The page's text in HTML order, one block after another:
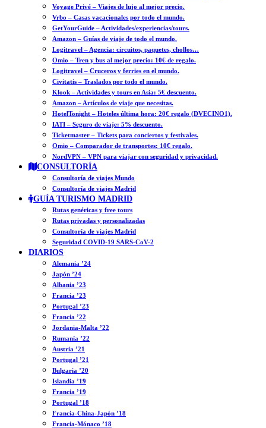
Voyage Privé – Viajes de lujo al mejor precio.
Vrbo – Casas vacacionales por todo el mundo.
GetYourGuide – Actividades/experiencias/tours.
Amazon – Guías de viaje de todo el mundo.
Logitravel – Agencia: circuitos, paquetes, chollos…
Omio – Tren y bus al mejor precio: 10€ de regalo.
Logitravel – Cruceros y ferries en el mundo.
Civitatis – Traslados por todo el mundo.
Klook – Actividades y tours en Asia: 5€ descuento.
Amazon – Artículos de viaje que necesitas.
HotelTonight – Hoteles última hora: 20€ regalo (DVECINO1).
IATI – Seguro de viaje: 5% descuento.
Ticketmaster – Tickets para conciertos y festivales.
Omio – Comparador de transportes: 10€ regalo.
NordVPN – VPN para viajar con seguridad y privacidad.
CONSULTORÍA
Consultoría de viajes Mundo
Consultoría de viajes Madrid
GUÍA TURISMO MADRID
Rutas genéricas y free tours
Rutas privadas y personalizadas
Consultoría de viajes Madrid
Seguridad COVID-19 SARS-CoV-2
DIARIOS
Alemania ’24
Japón ’24
Albania ’23
Francia ’23
Portugal ’23
Francia ’22
Jordania-Malta ’22
Rumanía ’22
Austria ’21
Portugal ’21
Bulgaria ’20
Islandia ’19
Francia ’19
Portugal ’18
Francia-China-Japón ’18
Francia-Mónaco ’18